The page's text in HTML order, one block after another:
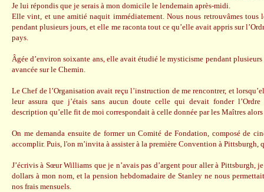
Je lui répondis que je serais à mon domicile le lendemain après-midi.
Elle vint, et une amitié naquit immédiatement. Nous nous retrouvâmes tous
pendant plusieurs jours, et elle me raconta tout ce qu’elle avait appris sur
pays.
Âgée d’environ soixante ans, elle avait étudié le mysticisme pendant plusieurs
avancée sur le Chemin.
Le Chef de l’Organisation avait reçu l’instruction de me rencontrer, et
leur assura que j’étais sans aucun doute celle qui devait fonder l’Ordre
description qu’elle fit de moi correspondait à celle donnée par les Maîtres
On me demanda ensuite de former un Comité de Fondation, composé de
accomplir. Puis, l'on m’invita à assister à la première Convention à
J’écrivis à Sœur Williams que je n’avais pas d’argent pour aller à Pittsburgh,
dollars à mon nom, et la pension hebdomadaire de Stanley ne nous
nos frais mensuels.